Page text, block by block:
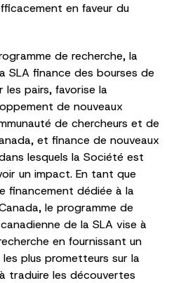
en faveur du
de recherche, la
SLA finance des bourses de
les pairs, favorise la
de nouveaux
de chercheurs et de
et finance de nouveaux
lesquels la Société est
un impact. En tant que
financement dédiée à la
le programme de
de la SLA vise à
en fournissant un
plus prometteurs sur la
traduire les découvertes